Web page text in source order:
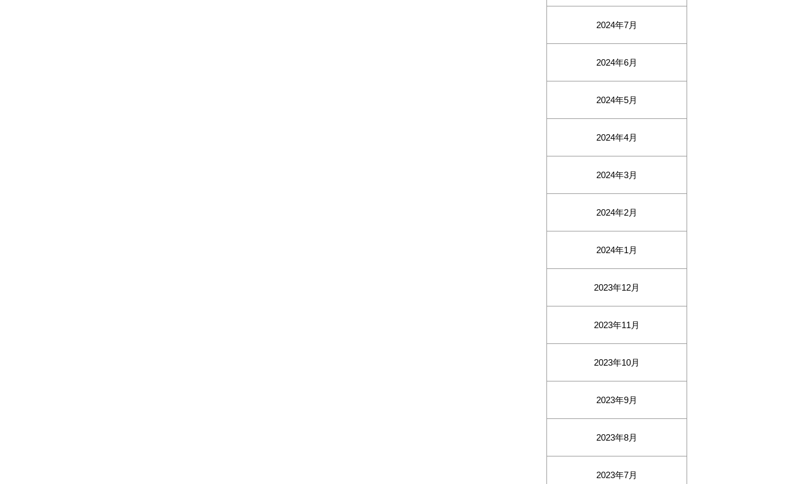
2024年7月
2024年6月
2024年5月
2024年4月
2024年3月
2024年2月
2024年1月
2023年12月
2023年11月
2023年10月
2023年9月
2023年8月
2023年7月